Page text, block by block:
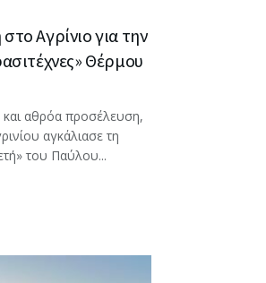
Αγρίνιο για την
Θέρμου
αθρόα προσέλευση,
αγκάλιασε τη
του Παύλου...